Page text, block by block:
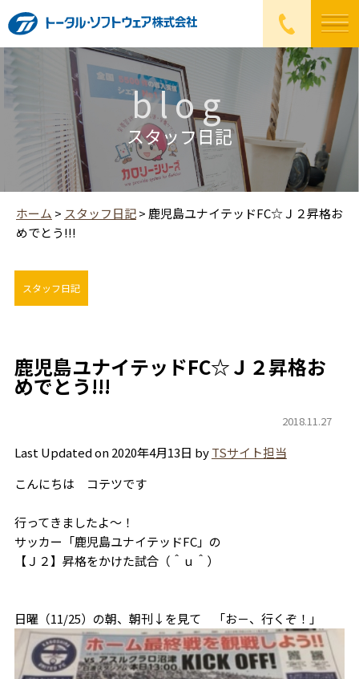
blog
スタッフ日記
ホーム > スタッフ日記>鹿児島ユナイテッドFC☆Ｊ２昇格お
めでとう!!!
スタッフ日記
鹿児島ユナイテッドFC☆Ｊ２昇格お
めでとう!!!
2018.11.27
Last Updated on 2020年4月13日 byTSサイト担当
こんにちは コテツです
行ってきましたよ～！
サッカー「鹿児島ユナイテッドFC」の
【Ｊ２】昇格をかけた試合（＾ｕ＾）
日曜（11/25）の朝、朝刊↓を見て 「お－、行くぞ！」